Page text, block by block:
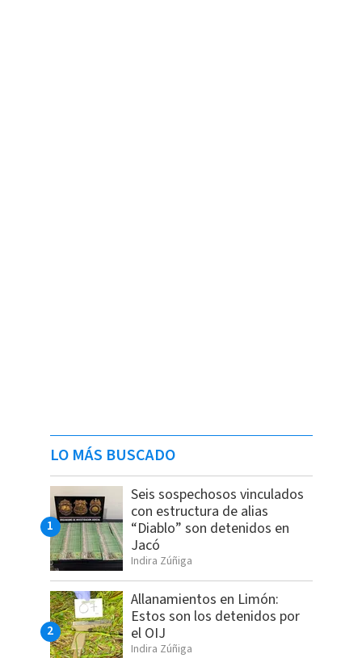
LO MÁS BUSCADO
Seis sospechosos vinculados
con estructura de alias
“Diablo” son detenidos en
Jacó
Indira Zúñiga
Allanamientos en Limón:
Estos son los detenidos por
el OIJ
Indira Zúñiga